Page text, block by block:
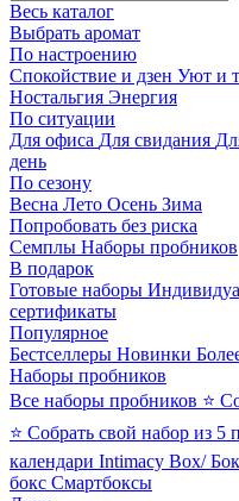
Весь каталог
Выбрать аромат
По настроению
Спокойствие и дзен Уют и
Ностальгия Энергия
По ситуации
Для офиса Для свидания
день
По сезону
Весна Лето Осень Зима
Попробовать без риска
Семплы Наборы пробников
В подарок
Готовые наборы
сертификаты
Популярное
Бестселлеры Новинки
Наборы пробников
Все наборы пробников ⭐
⭐ Собрать свой набор из 5
календари Intimacy Box/
бокс Смартбоксы